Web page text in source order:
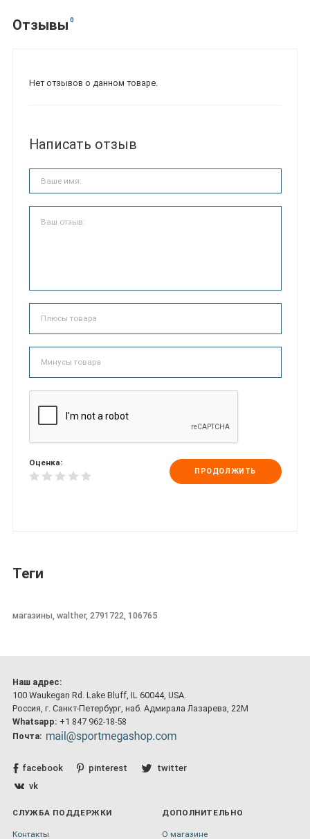
Отзывы 0
Нет отзывов о данном товаре.
Написать отзыв
Оценка:
ПРОДОЛЖИТЬ
Теги
магазины, walther, 2791722, 106765
Наш адрес:
100 Waukegan Rd. Lake Bluff, IL 60044, USA.
Россия, г. Санкт-Петербург, наб. Адмирала Лазарева, 22М
Whatsapp: +1 847 962-18-58
Почта:
facebook pinterest
twitter
vk
СЛУЖБА ПОДДЕРЖКИ
Контакты
ДОПОЛНИТЕЛЬНО
О магазине